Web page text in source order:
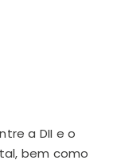
a DII e o
bem como